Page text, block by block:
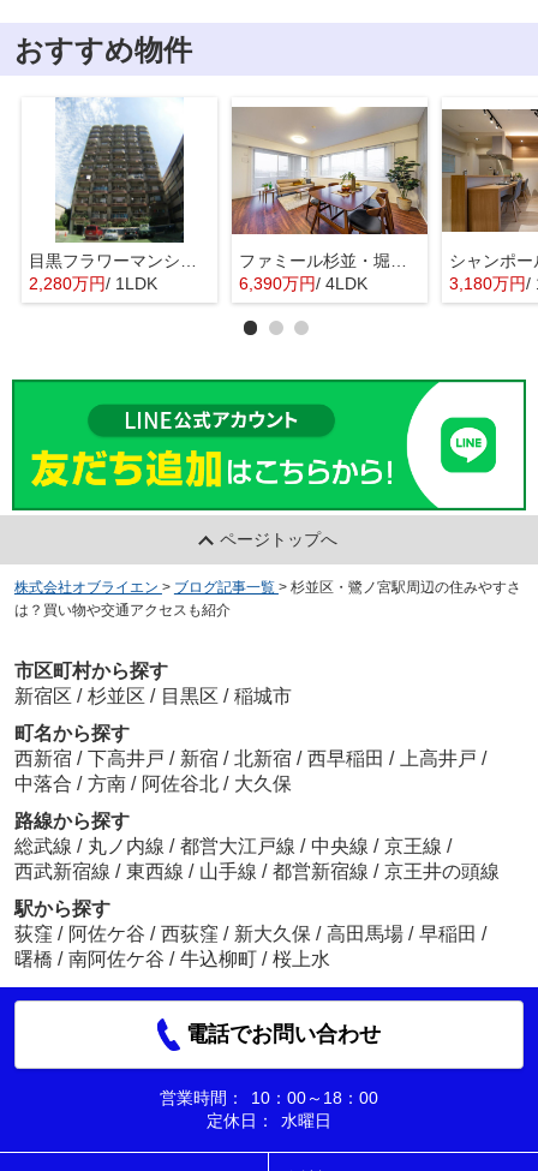
おすすめ物件
2,280万円/ 1LDK
6,390万円/ 4LDK 3,180万円/
ページトップへ
株式会社オブライエン > ブログ記事一覧 > 杉並区・鷺ノ宮駅周辺の住みやすさ
は？買い物や交通アクセスも紹介
市区町村から探す
新宿区 / 杉並区 / 目黒区 / 稲城市
町名から探す
西新宿 / 下高井戸 / 新宿 / 北新宿 / 西早稲田 / 上高井戸 /
中落合 / 方南 / 阿佐谷北 / 大久保
路線から探す
総武線 / 丸ノ内線 / 都営大江戸線 / 中央線 / 京王線 /
西武新宿線 / 東西線 / 山手線 / 都営新宿線 / 京王井の頭線
駅から探す
荻窪 / 阿佐ケ谷 / 西荻窪 / 新大久保 / 高田馬場 / 早稲田 /
曙橋 / 南阿佐ケ谷 / 牛込柳町 / 桜上水
電話でお問い合わせ
営業時間：
10：00～18：00
定休日：
水曜日